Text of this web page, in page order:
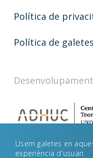
Política de
Política de galetes
Usem galetes en
experiència d'usuari